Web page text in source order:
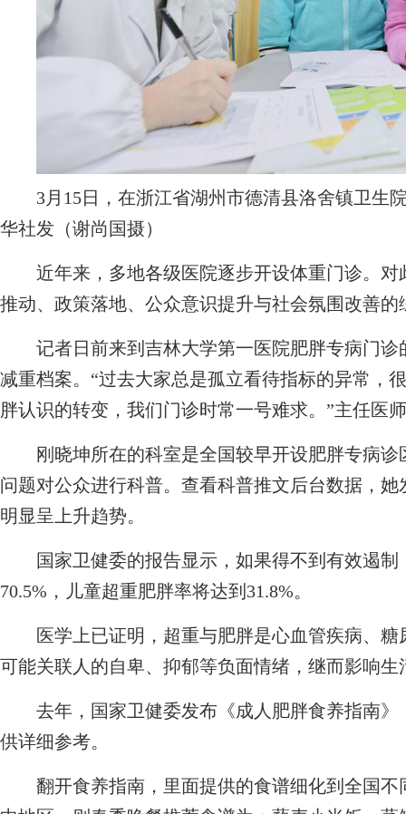
3月15日，在浙江省湖州市德清县洛舍镇卫生
华社发（谢尚国摄）
近年来，多地各级医院逐步开设体重门诊。对
推动、政策落地、公众意识提升与社会氛围改善的
记者日前来到吉林大学第一医院肥胖专病门诊
减重档案。“过去大家总是孤立看待指标的异常，
胖认识的转变，我们门诊时常一号难求。”主任医
刚晓坤所在的科室是全国较早开设肥胖专病诊
问题对公众进行科普。查看科普推文后台数据，
明显呈上升趋势。
国家卫健委的报告显示，如果得不到有效遏制
70.5%，儿童超重肥胖率将达到31.8%。
医学上已证明，超重与肥胖是心血管疾病、糖
可能关联人的自卑、抑郁等负面情绪，继而影响生
去年，国家卫健委发布《成人肥胖食养指南》
供详细参考。
翻开食养指南，里面提供的食谱细化到全国不